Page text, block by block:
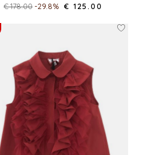
€ 178.00-29.8% € 125.00